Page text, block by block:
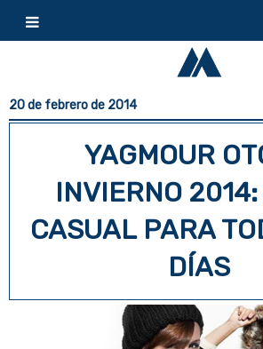
20 de febrero de 2014
YAGMOUR
INVIERNO
CASUAL PARA
DÍAS